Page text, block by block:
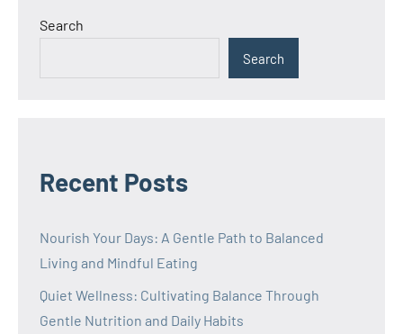
Search
Search
Recent Posts
Nourish Your Days: A Gentle Path to Balanced
Living and Mindful Eating
Quiet Wellness: Cultivating Balance Through
Gentle Nutrition and Daily Habits